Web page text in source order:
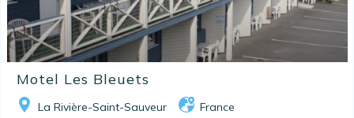
Motel Les Bleuets
La Rivière-Saint-Sauveur France